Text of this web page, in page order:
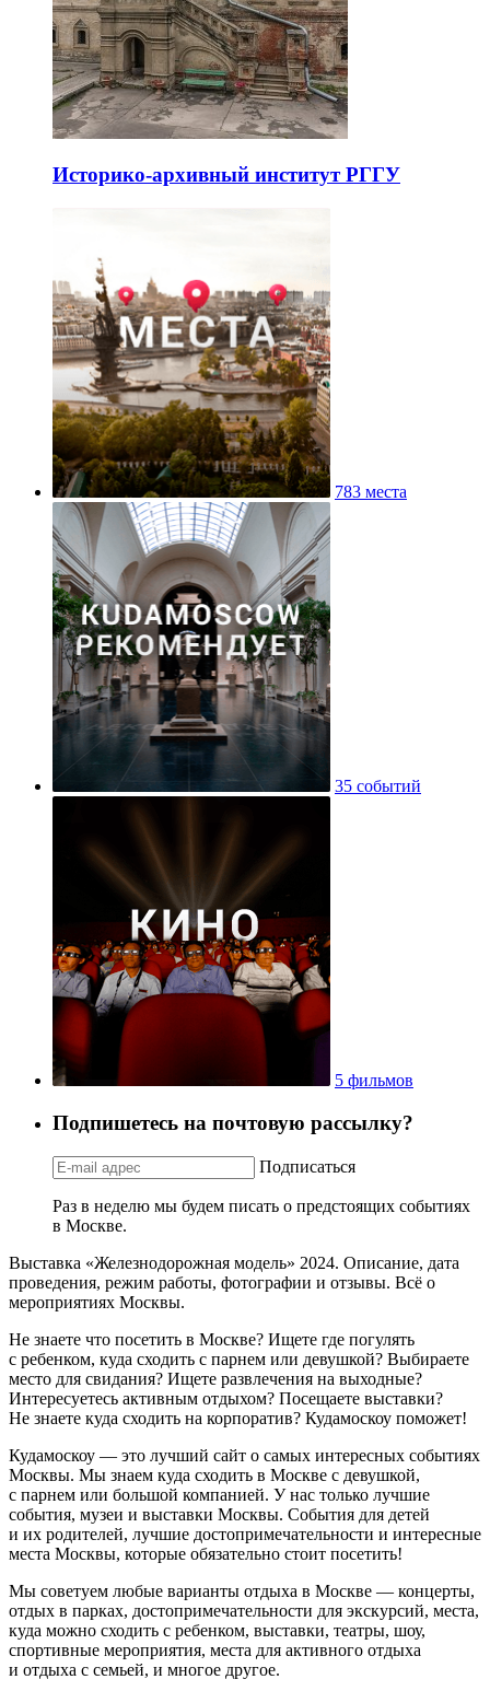
Историко-архивный институт РГГУ
783 места
35 событий
5 фильмов
Подпишетесь на почтовую рассылку?
Подписаться
Раз в неделю мы будем писать о предстоящих событиях
в Москве.
Выставка «Железнодорожная модель» 2024. Описание, дата
проведения, режим работы, фотографии и отзывы. Всё о
мероприятиях Москвы.
Не знаете что посетить в Москве? Ищете где погулять
с ребенком, куда сходить с парнем или девушкой? Выбираете
место для свидания? Ищете развлечения на выходные?
Интересуетесь активным отдыхом? Посещаете выставки?
Не знаете куда сходить на корпоратив? Кудамоскоу поможет!
Кудамоскоу — это лучший сайт о самых интересных событиях
Москвы. Мы знаем куда сходить в Москве с девушкой,
с парнем или большой компанией. У нас только лучшие
события, музеи и выставки Москвы. События для детей
и их родителей, лучшие достопримечательности и интересные
места Москвы, которые обязательно стоит посетить!
Мы советуем любые варианты отдыха в Москве — концерты,
отдых в парках, достопримечательности для экскурсий, места,
куда можно сходить с ребенком, выставки, театры, шоу,
спортивные мероприятия, места для активного отдыха
и отдыха с семьей, и многое другое.